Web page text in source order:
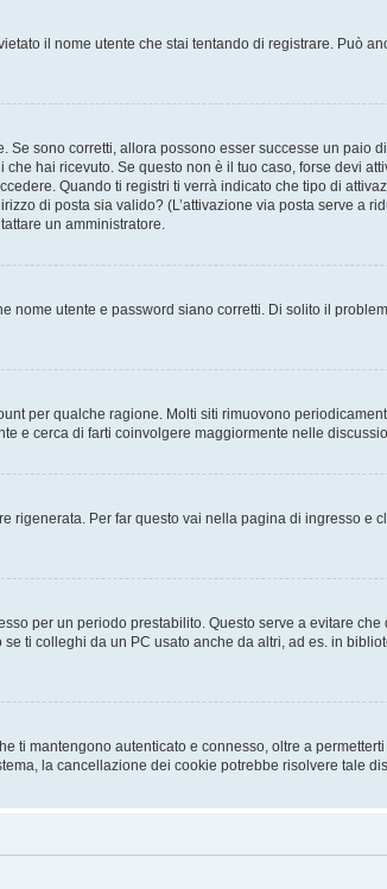
il nome utente che stai tentando di registrare. Può
Se sono corretti, allora possono esser successe un paio
hai ricevuto. Se questo non è il tuo caso, forse devi
Quando ti registri ti verrà indicato che tipo di
di posta sia valido? (L’attivazione via posta serve a
un amministratore.
nome utente e password siano corretti. Di solito il
per qualche ragione. Molti siti rimuovono
e cerca di farti coinvolgere maggiormente nelle
rigenerata. Per far questo vai nella pagina di ingresso e
per un periodo prestabilito. Questo serve a evitare
ti colleghi da un PC usato anche da altri, ad es. in
ti mantengono autenticato e connesso, oltre a
la cancellazione dei cookie potrebbe risolvere tale